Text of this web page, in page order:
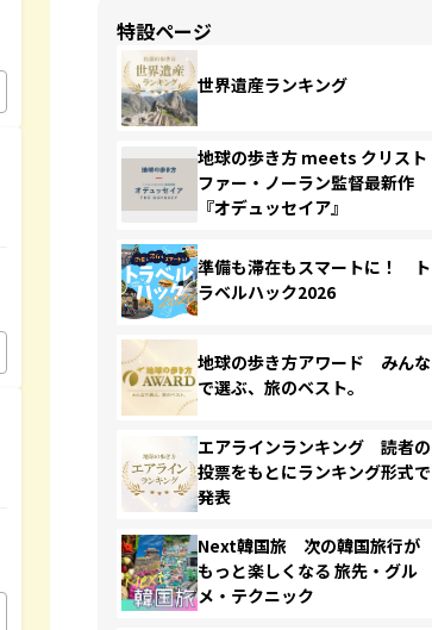
特設ページ
世界遺産ランキング
地球の歩き方 meets クリスト
ファー・ノーラン監督最新作
『オデュッセイア』
準備も滞在もスマートに！ ト
ラベルハック2026
地球の歩き方アワード みんな
で選ぶ、旅のベスト。
エアラインランキング 読者の
投票をもとにランキング形式で
発表
Next韓国旅 次の韓国旅行が
もっと楽しくなる 旅先・グル
メ・テクニック